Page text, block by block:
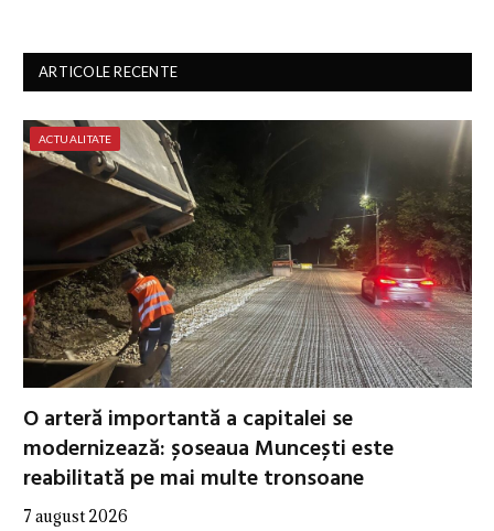
ARTICOLE RECENTE
ACTUALITATE
O arteră importantă a capitalei se
modernizează: șoseaua Muncești este
reabilitată pe mai multe tronsoane
7 august 2026